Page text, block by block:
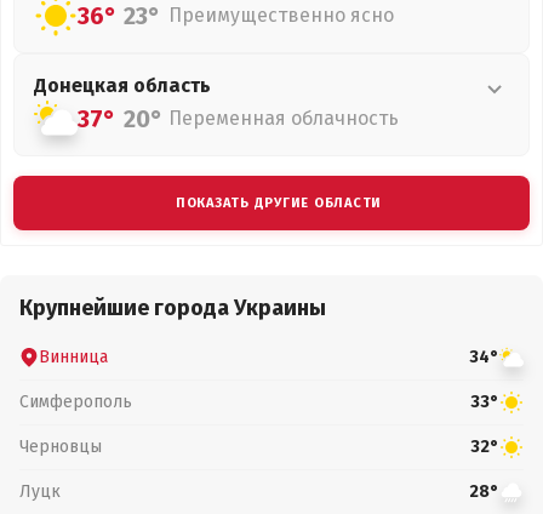
36° 23° Преимущественно ясно
Донецкая область
37° 20° Переменная облачность
ПОКАЗАТЬ ДРУГИЕ ОБЛАСТИ
Крупнейшие города Украины
Винница 34°
Симферополь 33°
Черновцы 32°
Луцк 28°